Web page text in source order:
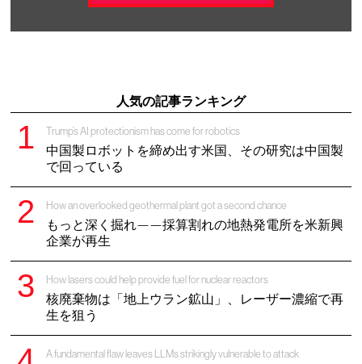
人気の記事ランキング
Trump’s AI protectionism has come for robotics
中国製ロボットを締め出す米国、その研究は中国製
で回っている
How an overlooked geothermal plant got a second chance
もっと深く掘れ——採算割れの地熱発電所を米新興
企業が再生
How lasers could help provide fuel for nuclear reactors
核廃棄物は「地上ウラン鉱山」、レーザー濃縮で再
生を狙う
A fundamental flaw leaves LLMs strikingly vulnerable to attack